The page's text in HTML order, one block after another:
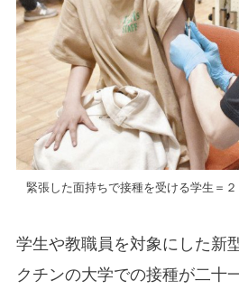
緊張した面持ちで接種を受ける学生＝
学生や教職員を対象にした新
クチンの大学での接種が二十